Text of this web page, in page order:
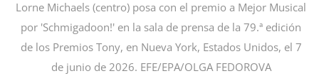
Lorne Michaels (centro) posa con el premio a Mejor Musical
por 'Schmigadoon!' en la sala de prensa de la 79.ª edición
de los Premios Tony, en Nueva York, Estados Unidos, el 7
de junio de 2026. EFE/EPA/OLGA FEDOROVA